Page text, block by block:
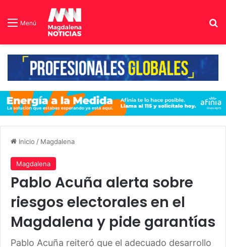
Menú
Inicio / Magdalena
Magdalena
Pablo Acuña alerta sobre
riesgos electorales en el
Magdalena y pide garantías
Pablo Acuña reiteró que el adecuado desarrollo